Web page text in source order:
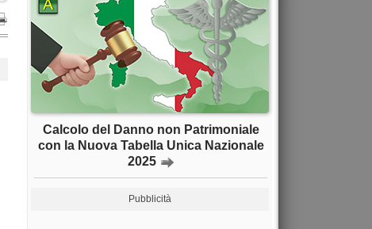
Calcolo del Danno non Patrimoniale
con la Nuova Tabella Unica Nazionale
2025
Pubblicità